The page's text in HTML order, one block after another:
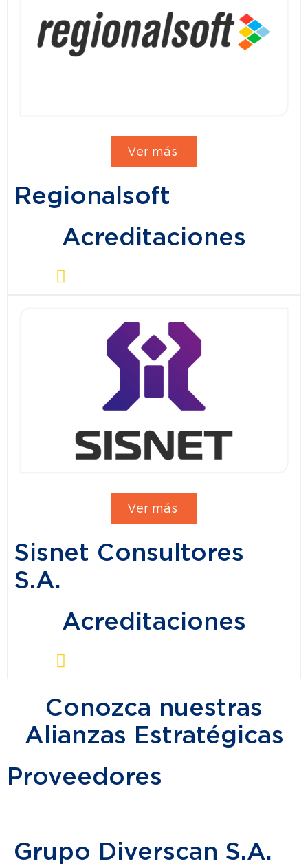
Ver más
Regionalsoft
Acreditaciones
Ver más
Sisnet Consultores
S.A.
Acreditaciones
Conozca nuestras
Alianzas Estratégicas
Proveedores
Grupo Diverscan S.A.